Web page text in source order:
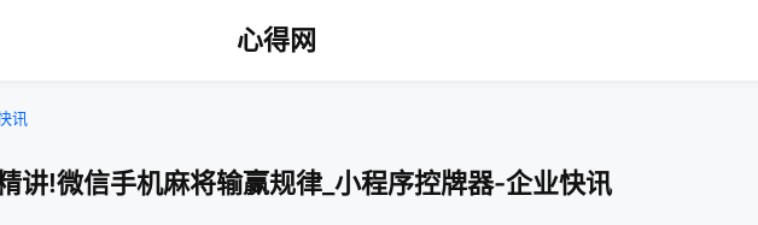
心得网
讯
讲!微信手机麻将输赢规律_小程序控牌器-企业快讯